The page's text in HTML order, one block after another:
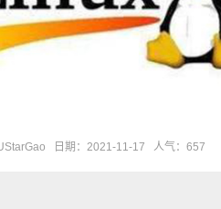
日期：2021-11-17 人气：657